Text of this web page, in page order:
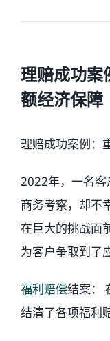
博客
温馨提示
联络电话：(437)
理赔成功案
额经济保障
理赔成功案例：
2022年，一名
商务考察，却不
在巨大的挑战面
为客户争取到了
福利赔偿结案：
结清了各项福利